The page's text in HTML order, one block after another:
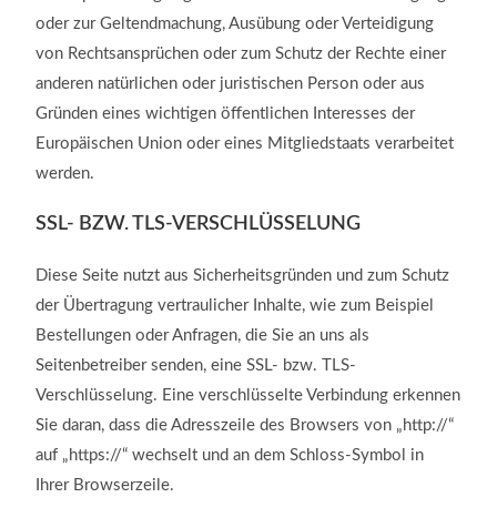
oder zur Geltendmachung, Ausübung oder Verteidigung
von Rechtsansprüchen oder zum Schutz der Rechte einer
anderen natürlichen oder juristischen Person oder aus
Gründen eines wichtigen öffentlichen Interesses der
Europäischen Union oder eines Mitgliedstaats verarbeitet
werden.
SSL- BZW. TLS-VERSCHLÜSSELUNG
Diese Seite nutzt aus Sicherheitsgründen und zum Schutz
der Übertragung vertraulicher Inhalte, wie zum Beispiel
Bestellungen oder Anfragen, die Sie an uns als
Seitenbetreiber senden, eine SSL- bzw. TLS-
Verschlüsselung. Eine verschlüsselte Verbindung erkennen
Sie daran, dass die Adresszeile des Browsers von „http://“
auf „https://“ wechselt und an dem Schloss-Symbol in
Ihrer Browserzeile.